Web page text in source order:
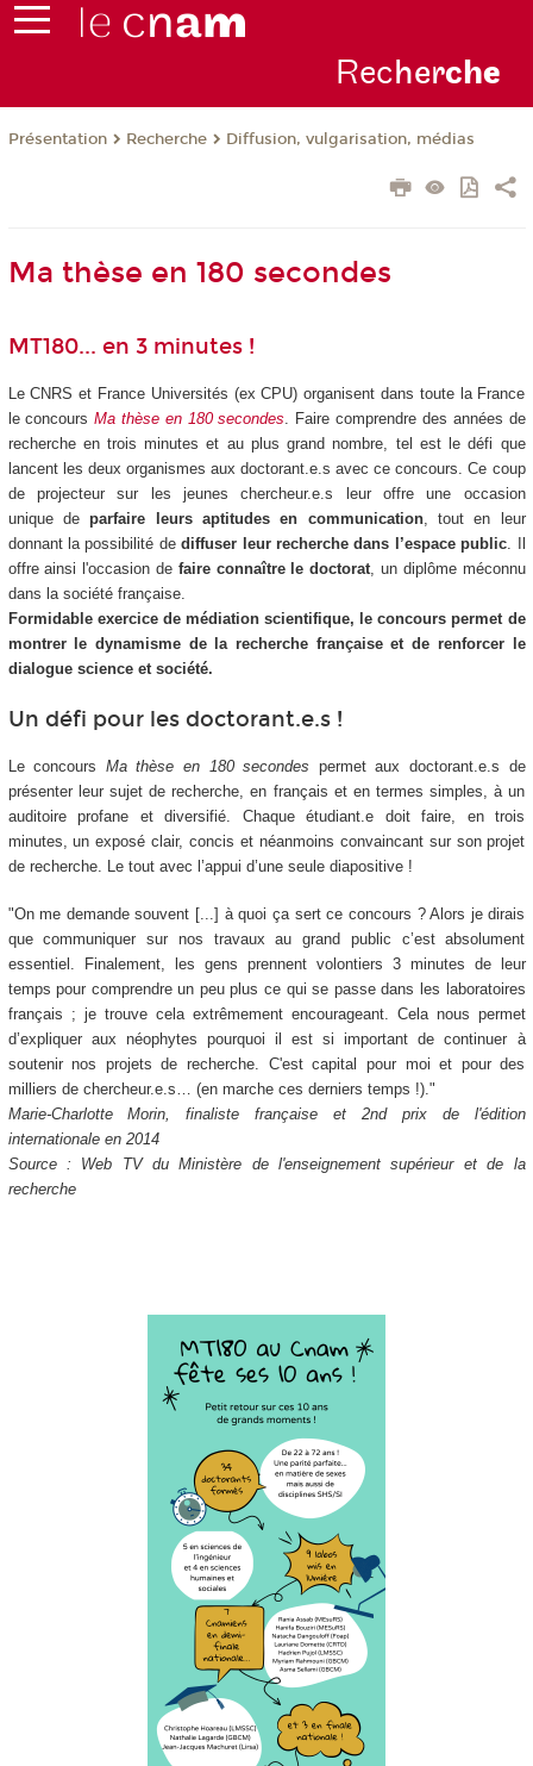
Recherche
Présentation Recherche Diffusion, vulgarisation, médias
Ma thèse en 180 secondes
MT180... en 3 minutes !
Le CNRS et France Universités (ex CPU) organisent dans toute la France
le concoursMa thèse en 180 secondes . Faire comprendre des années de
recherche en trois minutes et au plus grand nombre, tel est le défi que
lancent les deux organismes aux doctorant.e.s avec ce concours. Ce coup
de projecteur sur les jeunes chercheur.e.s leur offre une occasion
unique deparfaire leurs aptitudes en communication, tout en leur
donnant la possibilité dediffuser leur recherche dans l’espace public
offre ainsi l'occasion de faire connaître le doctorat , un diplôme méconnu
dans la société française.
Formidable exercice de médiation scientifique, le concours permet de
montrer le dynamisme de la recherche française et de renforcer le
dialogue science et société.
Un défi pour les doctorant.e.s !
Le concours Ma thèse en 180 secondes permet aux doctorant.e.s de
présenter leur sujet de recherche, en français et en termes simples, à un
auditoire profane et diversifié. Chaque étudiant.e doit faire, en trois
minutes, un exposé clair, concis et néanmoins convaincant sur son projet
de recherche. Le tout avec l’appui d’une seule diapositive !
"On me demande souvent [...] à quoi ça sert ce concours ? Alors je dirais
que communiquer sur nos travaux au grand public c’est absolument
essentiel. Finalement, les gens prennent volontiers 3 minutes de leur
temps pour comprendre un peu plus ce qui se passe dans les laboratoires
français ; je trouve cela extrêmement encourageant. Cela nous permet
d’expliquer aux néophytes pourquoi il est si important de continuer à
soutenir nos projets de recherche. C'est capital pour moi et pour des
milliers de chercheur.e.s… (en marche ces derniers temps !)."
Marie-Charlotte Morin, finaliste française et 2nd prix de l'édition
internationale en 2014
Source : Web TV du Ministère de l'enseignement supérieur et de la
recherche